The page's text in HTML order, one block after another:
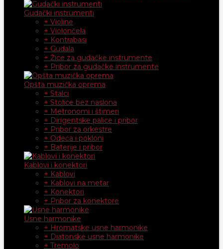
Gudački instrumenti
+ Violine
+ Violončela
+ Kontrabasi
+ Gudala
+ Žice za gudačke instrumente
+ Pribor za gudačke instrumente
Opšta muzička oprema
+ Stalci
+ Stolice bez naslona
+ Metronomi i štimeri
+ Dirigentske palice i pribor
+ Pribor za orkestre
+ Odeća i pokloni
+ Baterije i pribor
Kablovi i konektori
+ Kablovi
+ Kablovi na metar
+ Konektori
+ Pribor za konektore
Usne harmonike
+ Hromatske usne harmonike
+ Diatonske usne harmonike
+ Tremolo